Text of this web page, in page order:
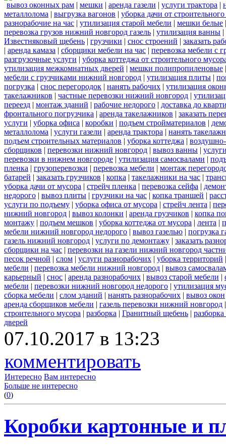
вывоз оконных рам | мешки | аренда газели | услуги трактора |
металлолома | выгрузка вагонов | уборка дачи от
разнорабочие на час | утилизация старой мебели | мешки белые
перевозка грузов нижний новгород газель | утилизация ванны |
Известняковый щебень | грузчики | снос строений | заказать
| аренда камаза | сборщики мебели на час | перевозка мебели с
разгрузочные услуги | уборка коттеджа от строительного
утилизация межкомнатных дверей | мешки полипропиленовые
мебели с грузчиками нижний новгород | утилизация плиты |
погрузка | снос перегородок | нанять рабочих | утилизация
такелажников | частные перевозки нижний новгород |
переезд | монтаж зданий | рабочие недорого | доставка до
фронтального погрузчика | аренда такелажников | заказать
услуги | уборка офиса | коробки | подъем стройматериалов |
металлолома | услуги газели | аренда трактора | нанять
подъем строительных материалов | уборка коттеджа |
сборщиков | перевозки нижний новгород | вывоз ванны |
перевозки в нижнем новгороде | утилизация самосвалами |
пленка | грузоперевозки | перевозка мебели | монтаж
батарей | заказать грузчиков | копка | такелажники на час |
уборка дачи от мусора | стрейч пленка | перевозка сейфа |
недорого | вывоз плиты | грузчики на час | копка траншей |
услуги по подъему | уборка офиса от мусора | стрейч лента |
нижний новгород | вывоз колонки | аренда грузчиков | копка
монтажу | подъем мешков | уборка коттеджа от мусора | лента |
мебели нижний новгород недорого | вывоз газелью | погрузка
газель нижний новгород | услуги по демонтажу | заказать
сборщики на час | перевозки на газели нижний новгород
песок речной | слом | услуги разнорабочих | уборка территорий
мебели | перевозка мебели нижний новгород | вывоз
карьерный | снос | аренда разнорабочих | вывоз старой мебели |
мебели | перевозки нижний новгород недорого | утилизация
сборка мебели | слом зданий | нанять разнорабочих | вывоз окон
аренда сборщиков мебели | газель перевозки нижний новгород
строительного мусора | разборка | Гранитный щебень |
дверей
07.10.2017 в 13:23
комментировать
Интересно Вам интересно
Больше не интересно
(0)
Коробки картонные и